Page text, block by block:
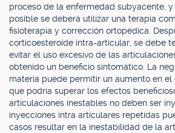
proceso de la enfermedad subyacente,
posible se deberá utilizar una terapia
fisioterapia y corrección ortopédica.
corticoesteroide intra-articular, se debe
evitar el uso excesivo de las
obtenido un beneficio sintomático. La
materia puede permitir un aumento en
que podría superar los efectos
articulaciones inestables no deben ser
inyecciones intra articulares repetidas
casos resultar en la inestabilidad de la